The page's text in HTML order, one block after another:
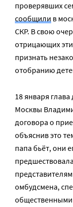
проверявших
сообщили в
СКР. В свою
отрицающих
признать
отобранию
18 января
Москвы
договора о
объяснив это
папа бьёт, они
омбудсмена,
общественными